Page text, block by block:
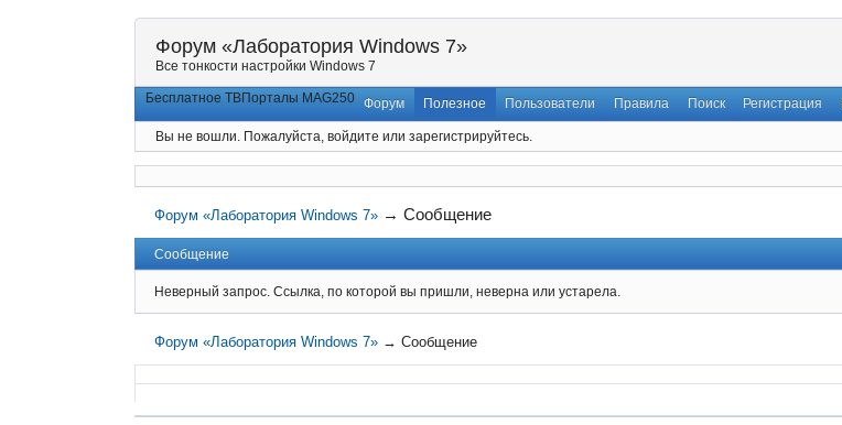
Форум «Лаборатория Windows 7»
Все тонкости настройки Windows 7
Бесплатное ТВПорталы MAG250 Форум Полезное Пользователи Правила Поиск Регистрация
Вы не вошли. Пожалуйста, войдите или зарегистрируйтесь.
Форум «Лаборатория Windows 7» →Сообщение
Сообщение
Неверный запрос. Ссылка, по которой вы пришли, неверна или устарела.
Форум «Лаборатория Windows 7» →Сообщение